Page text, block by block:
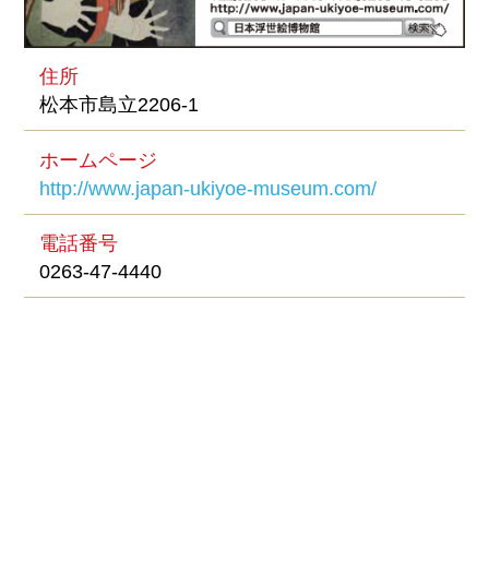
住所
松本市島立2206-1
ホームページ
http://www.japan-ukiyoe-museum.com/
電話番号
0263-47-4440